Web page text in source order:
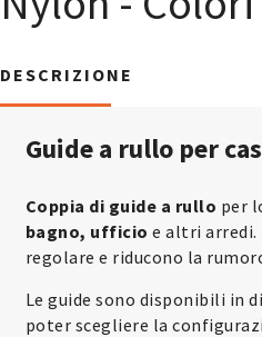
DESCRIZIONE
Guide a rullo per
Coppia di guide a rullo per
bagno, ufficio e altri arredi.
regolare e riducono la
Le guide sono disponibili in
poter scegliere la